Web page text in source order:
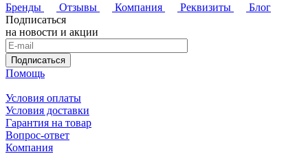
Бренды
Отзывы Компания Реквизиты
Блог
Подписаться
на новости и акции
Подписаться
Помощь
Условия оплаты
Условия доставки
Гарантия на товар
Вопрос-ответ
Компания